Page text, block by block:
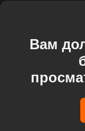
Вам